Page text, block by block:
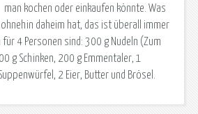
man kochen oder einkaufen könnte. Was
daheim hat, das ist überall immer
4 Personen sind: 300 g Nudeln (Zum
g Schinken, 200 g Emmentaler, 1
2 Eier, Butter und Brösel.